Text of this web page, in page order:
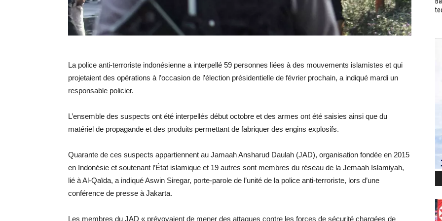
La police anti-terroriste indonésienne a interpellé 59 personnes liées à des mouvements islamistes et qui
projetaient des opérations à l’occasion de l’élection présidentielle de février prochain, a indiqué mardi un
responsable policier.
L’ensemble des suspects ont été interpellés début octobre et des armes ont été saisies ainsi que du
matériel de propagande et des produits permettant de fabriquer des engins explosifs.
Quarante de ces suspects appartiennent au Jamaah Ansharud Daulah (JAD), organisation fondée en 2015
en Indonésie et soutenant l’État islamique et 19 autres sont membres du réseau de la Jemaah Islamiyah,
lié à Al-Qaïda, a indiqué Aswin Siregar, porte-parole de l’unité de la police anti-terroriste, lors d’une
conférence de presse à Jakarta.
Les membres du JAD « prévoyaient de mener des attaques contre les forces de sécurité chargées de